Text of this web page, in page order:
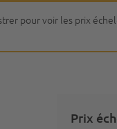
pour voir les prix
Prix